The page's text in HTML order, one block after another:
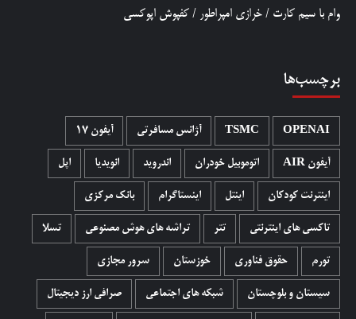
وام با سیم کارت / خرازی امپراطور / کفپوش اپوکسی
برچسب‌ها
OPENAI
TSMC آژانس مسافرتی آیفون 17
آیفون AIR اتوموبیل خودران اندروید انویدیا اپل
اینترنت کودکان اینتل اینستاگرام بانک مرکزی
تاکسی های اینترنتی تتر تراشه های هوش مصنوعی تسلا
تورم حقوق فناوری خوزستان سرور مجازی
سیستان و بلوچستان شبکه های اجتماعی صرافی ارز دیجیتال